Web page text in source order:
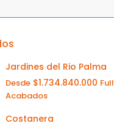
Jardines del Rio Palma
Desde $1.734.840.000 Full
Acabados
Costanera